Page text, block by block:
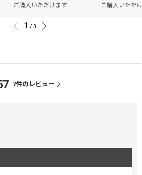
ご購入いただけます ご購入いただ
1 / 3
7件のレビュー